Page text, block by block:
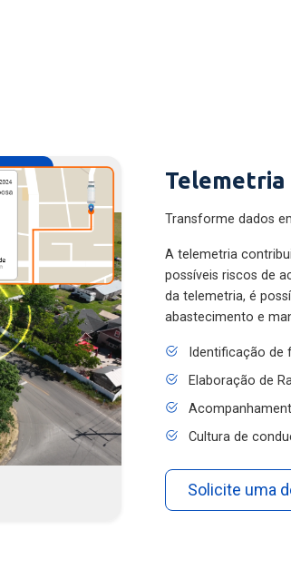
Telemetria
Transforme dados
A telemetria
possíveis riscos de
da telemetria, é
abastecimento e
Identificação de
Elaboração de
Cultura de
Solicite uma